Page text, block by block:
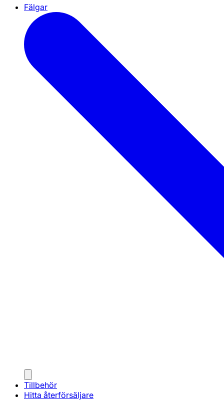
Fälgar
Tillbehör
Hitta återförsäljare